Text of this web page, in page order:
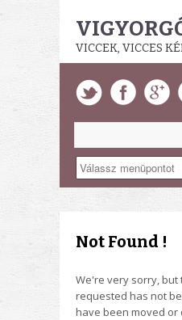
VICCEK, VICCES
Not Found !
We're very sorry, but
requested has not
have been moved or